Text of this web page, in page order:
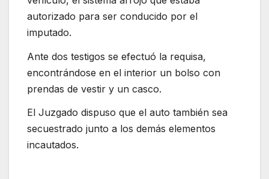
autorizado para ser conducido por el
imputado.
Ante dos testigos se efectuó la requisa,
encontrándose en el interior un bolso con
prendas de vestir y un casco.
El Juzgado dispuso que el auto también sea
secuestrado junto a los demás elementos
incautados.